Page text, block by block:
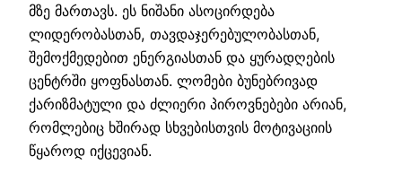
მზე მართავს. ეს ნიშანი ასოცირდება
ლიდერობასთან, თავდაჯერებულობასთან,
შემოქმედებით ენერგიასთან და ყურადღების
ცენტრში ყოფნასთან. ლომები ბუნებრივად
ქარიზმატული და ძლიერი პიროვნებები არიან,
რომლებიც ხშირად სხვებისთვის მოტივაციის
წყაროდ იქცევიან.